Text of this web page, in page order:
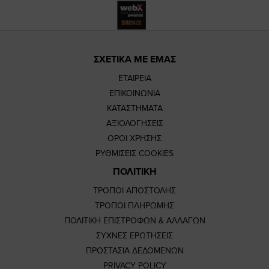
ΣΧΕΤΙΚΑ ΜΕ ΕΜΑΣ
ΕΤΑΙΡΕΙΑ
ΕΠΙΚΟΙΝΩΝΙΑ
ΚΑΤΑΣΤΗΜΑΤΑ
ΑΞΙΟΛΟΓΗΣΕΙΣ
ΟΡΟΙ ΧΡΗΣΗΣ
ΡΥΘΜΙΣΕΙΣ COOKIES
ΠΟΛΙΤΙΚΗ
ΤΡΟΠΟΙ ΑΠΟΣΤΟΛΗΣ
ΤΡΟΠΟΙ ΠΛΗΡΩΜΗΣ
ΠΟΛΙΤΙΚΗ ΕΠΙΣΤΡΟΦΩΝ & ΑΛΛΑΓΩΝ
ΣΥΧΝΕΣ ΕΡΩΤΗΣΕΙΣ
ΠΡΟΣΤΑΣΙΑ ΔΕΔΟΜΕΝΩΝ
PRIVACY POLICY